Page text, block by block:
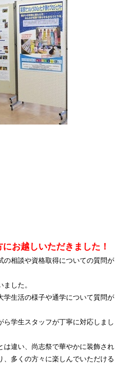
お越しいただきました！
の相談や資格取得についての質問が
した。
学生活の様子や通学について質問が
学生スタッフが丁寧に対応しまし
は違い、尚志祭で華やかに装飾され
、多くの方々に楽しんでいただける